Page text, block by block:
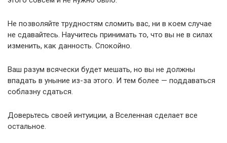
Не позволяйте трудностям сломить вас, ни в коем случае
не сдавайтесь. Научитесь принимать то, что вы не в силах
изменить, как данность. Спокойно.
Ваш разум всячески будет мешать, но вы не должны
впадать в уныние из-за этого. И тем более — поддаваться
соблазну сдаться.
Доверьтесь своей интуиции, а Вселенная сделает все
остальное.